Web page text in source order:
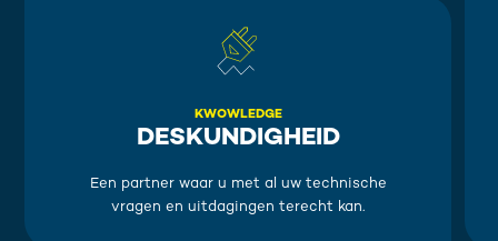
KWOWLEDGE
DESKUNDIGHEID
Een partner waar u met al uw technische
vragen en uitdagingen terecht kan.